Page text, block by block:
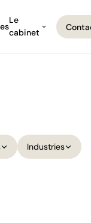
Le
cabinet
à jour
Industries
Industries